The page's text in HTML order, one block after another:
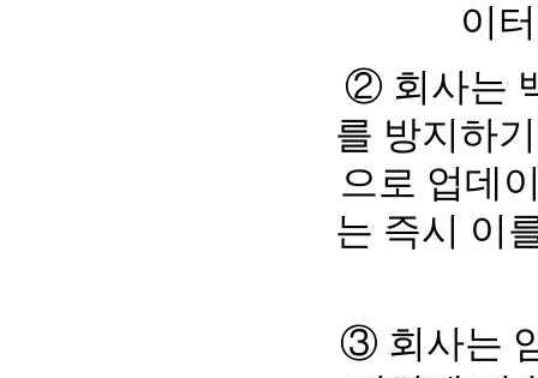
이
② 회사는
를 방지하
으로 업데
는 즉시 이
③ 회사는